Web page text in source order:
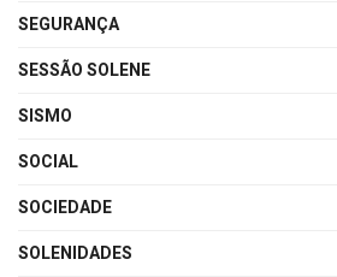
SEGURANÇA
SESSÃO SOLENE
SISMO
SOCIAL
SOCIEDADE
SOLENIDADES